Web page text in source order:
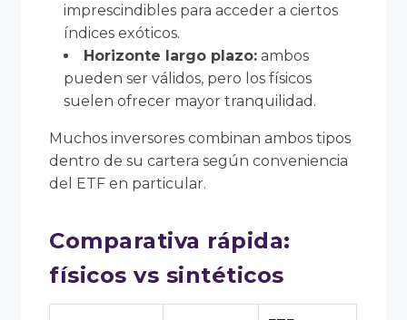
imprescindibles para acceder a ciertos
índices exóticos.
Horizonte largo plazo: ambos
pueden ser válidos, pero los físicos
suelen ofrecer mayor tranquilidad.
Muchos inversores combinan ambos tipos
dentro de su cartera según conveniencia
del ETF en particular.
Comparativa rápida:
físicos vs sintéticos